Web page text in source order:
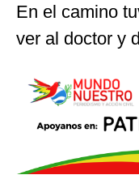
En el camino
ver al doctor y